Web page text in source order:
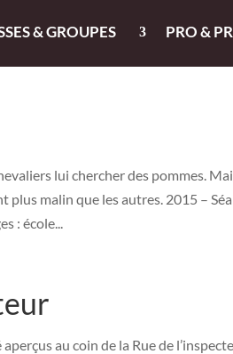
& GROUPES PRO &
lui chercher des pommes.
malin que les autres. 2015 –
: école...
au coin de la Rue de